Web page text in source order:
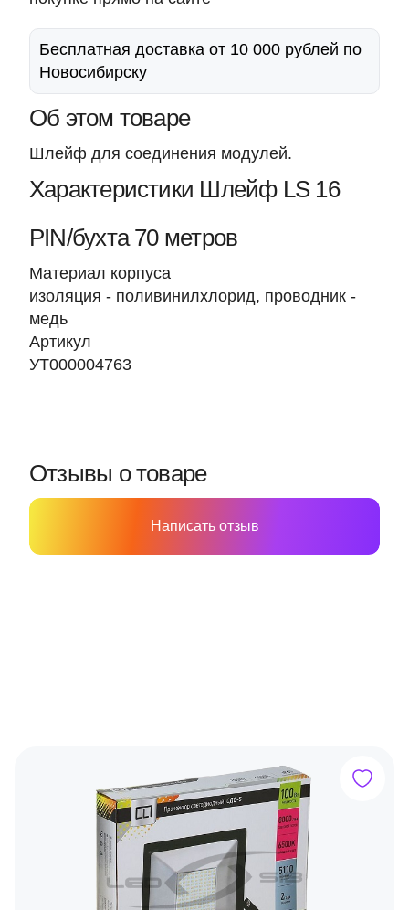
Бесплатная доставка от 10 000 рублей по
Новосибирску
Об этом товаре
Шлейф для соединения модулей.
Характеристики Шлейф LS 16
PIN/бухта 70 метров
Материал корпуса
изоляция - поливинилхлорид, проводник -
медь
Артикул
УТ000004763
Отзывы о товаре
Написать отзыв